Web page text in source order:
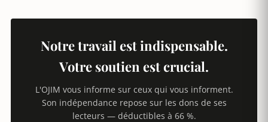
Notre travail est indispensable.
Votre soutien est crucial.
L'OJIM vous informe sur ceux qui vous informent.
Son indépendance repose sur les dons de ses
lecteurs — déductibles à 66 %.